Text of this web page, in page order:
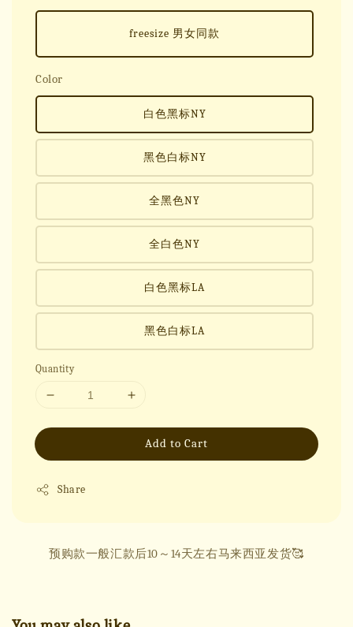
freesize 男女同款
Color
白色黑标NY
黑色白标NY
全黑色NY
全白色NY
白色黑标LA
黑色白标LA
Quantity
Add to Cart
Share
预购款一般汇款后10～14天左右马来西亚发货🥰